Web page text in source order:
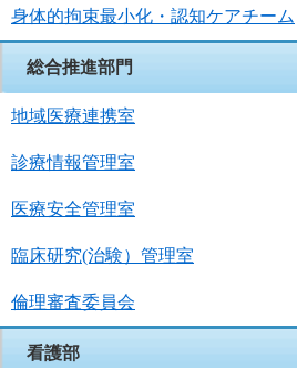
身体的拘束最小化・認知ケアチーム
総合推進部門
地域医療連携室
診療情報管理室
医療安全管理室
臨床研究(治験）管理室
倫理審査委員会
看護部